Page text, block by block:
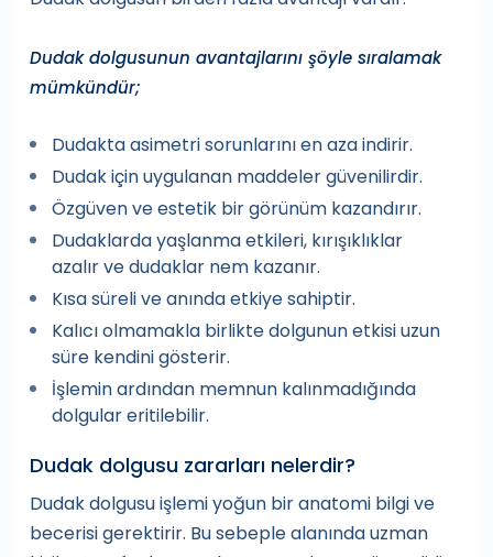
Dudak dolgusunun avantajlarını şöyle sıralamak
mümkündür;
Dudakta asimetri sorunlarını en aza indirir.
Dudak için uygulanan maddeler güvenilirdir.
Özgüven ve estetik bir görünüm kazandırır.
Dudaklarda yaşlanma etkileri, kırışıklıklar
azalır ve dudaklar nem kazanır.
Kısa süreli ve anında etkiye sahiptir.
Kalıcı olmamakla birlikte dolgunun etkisi uzun
süre kendini gösterir.
İşlemin ardından memnun kalınmadığında
dolgular eritilebilir.
Dudak dolgusu zararları nelerdir?
Dudak dolgusu işlemi yoğun bir anatomi bilgi ve
becerisi gerektirir. Bu sebeple alanında uzman